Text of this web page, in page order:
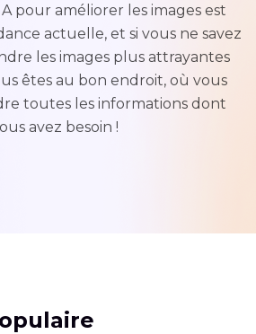
pour améliorer les images est
actuelle, et si vous ne savez
les images plus attrayantes
êtes au bon endroit, où vous
toutes les informations dont
avez besoin !